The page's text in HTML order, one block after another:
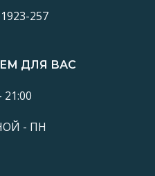
257
ДЛЯ ВАС
21:00
- ПН